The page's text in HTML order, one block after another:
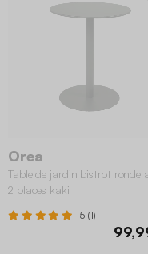
Orea
Table de jardin bistrot ronde
2 places kaki
5 (1)